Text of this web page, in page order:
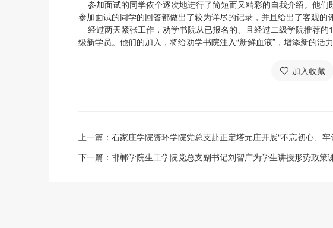
参加面试的同学依个逐次地进行了简短而又精彩的自我介绍。他
参加面试的同学的回答都做出了较为详尽的记录，并且给出了客观的
经过两天紧张工作，劝学书院从已报名的、且经过二级学院推荐
级新学员。他们的加入，将给劝学书院注入“新鲜血液”，增添新的活力
加入收藏
上一篇： 石家庄学院资环学院党总支赴正定塔元庄开展“不忘初心、牢
下一篇： 邯郸学院生工学院党总支副书记刘智广为学生讲授形势政策